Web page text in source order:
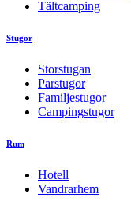
Tältcamping
Stugor
Storstugan
Parstugor
Familjestugor
Campingstugor
Rum
Hotell
Vandrarhem